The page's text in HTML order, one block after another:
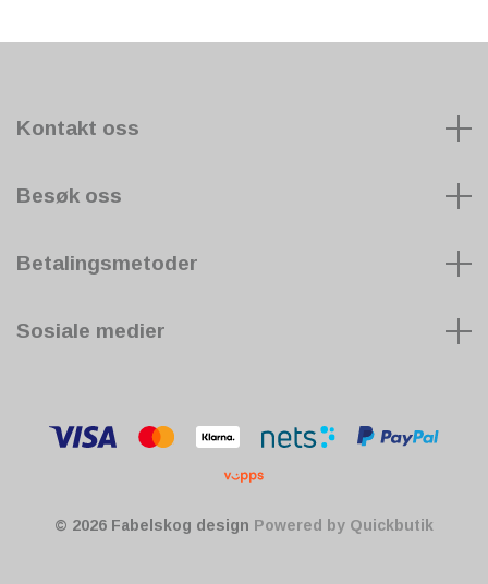
Kontakt oss
Besøk oss
Betalingsmetoder
Sosiale medier
© 2026 Fabelskog design Powered by Quickbutik